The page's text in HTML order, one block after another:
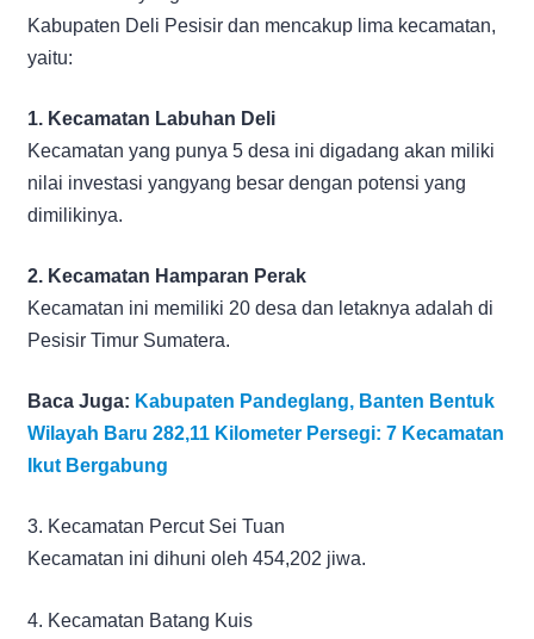
Kabupaten Deli Pesisir dan mencakup lima kecamatan,
yaitu:
1. Kecamatan Labuhan Deli
Kecamatan yang punya 5 desa ini digadang akan miliki
nilai investasi yangyang besar dengan potensi yang
dimilikinya.
2. Kecamatan Hamparan Perak
Kecamatan ini memiliki 20 desa dan letaknya adalah di
Pesisir Timur Sumatera.
Baca Juga: Kabupaten Pandeglang, Banten Bentuk
Wilayah Baru 282,11 Kilometer Persegi: 7 Kecamatan
Ikut Bergabung
3. Kecamatan Percut Sei Tuan
Kecamatan ini dihuni oleh 454,202 jiwa.
4. Kecamatan Batang Kuis